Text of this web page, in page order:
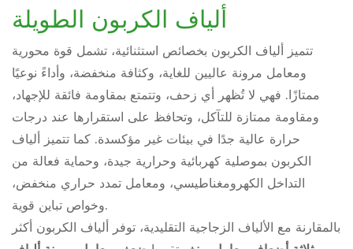
ألياف الكربون الطويلة
تتميز ألياف الكربون بخصائص استثنائية، تشمل قوة محورية
ومعامل مرونة عاليين للغاية، وكثافة منخفضة، وأداءً نوعيًا
ممتازًا. فهي لا تُظهر أي زحف، وتتمتع بمقاومة فائقة للإجهاد،
ومقاومة ممتازة للتآكل، وتحافظ على استقرارها عند درجات
حرارة عالية جدًا في بيئات غير مؤكسدة. كما تتميز ألياف
الكربون بموصلية كهربائية وحرارية جيدة، وحماية فعالة من
التداخل الكهرومغناطيسي، ومعامل تمدد حراري منخفض،
وخواص تباين قوية.
بالمقارنة مع الألياف الزجاجية التقليدية، توفر ألياف الكربون أكثر